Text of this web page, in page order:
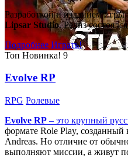
Разработкой и изданием игры
Lipsar Studio. Релиз
Подробнее Играть!
Топ Новинка! 9
Evolve RP
RPG Ролевые
Evolve RP – это крупный
формате Role Play, созданный
Andreas. Но отличие от
выполняют миссии, а живут